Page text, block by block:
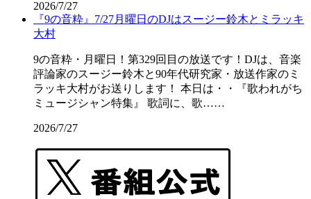
2026/7/27
『9の音粋』7/27月曜日のDJはスージー鈴木とミラッキ
大村
9の音粋・月曜日！第329回目の放送です！DJは、音楽
評論家のスージー鈴木と90年代研究家・放送作家のミ
ラッキ大村がお送りします！ 本日は・・『歌われがち
ミュージシャン特集』 歌詞に、歌……
2026/7/27